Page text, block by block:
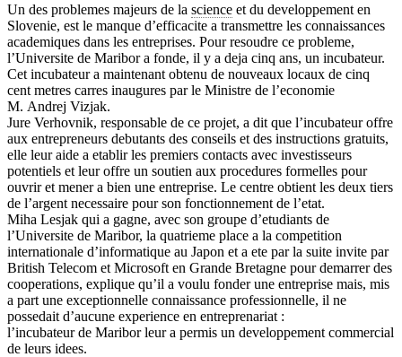
Un des problemes majeurs de la science et du developpement en
Slovenie, est le manque d’efficacite a transmettre les connaissances
academiques dans les entreprises. Pour resoudre ce probleme,
l’Universite de Maribor a fonde, il y a deja cinq ans, un incubateur.
Cet incubateur a maintenant obtenu de nouveaux locaux de cinq
cent metres carres inaugures par le Ministre de l’economie
M. Andrej Vizjak.
Jure Verhovnik, responsable de ce projet, a dit que l’incubateur offre
aux entrepreneurs debutants des conseils et des instructions gratuits,
elle leur aide a etablir les premiers contacts avec investisseurs
potentiels et leur offre un soutien aux procedures formelles pour
ouvrir et mener a bien une entreprise. Le centre obtient les deux tiers
de l’argent necessaire pour son fonctionnement de l’etat.
Miha Lesjak qui a gagne, avec son groupe d’etudiants de
l’Universite de Maribor, la quatrieme place a la competition
internationale d’informatique au Japon et a ete par la suite invite par
British Telecom et Microsoft en Grande Bretagne pour demarrer des
cooperations, explique qu’il a voulu fonder une entreprise mais, mis
a part une exceptionnelle connaissance professionnelle, il ne
possedait d’aucune experience en entreprenariat :
l’incubateur de Maribor leur a permis un developpement commercial
de leurs idees.